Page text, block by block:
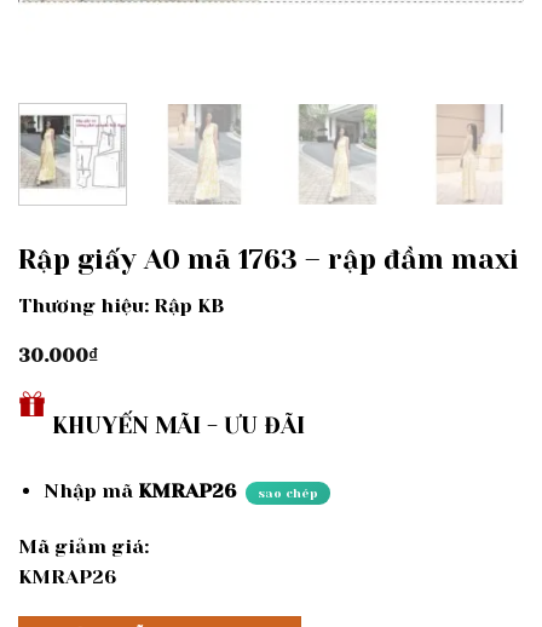
Rập giấy A0 mã 1763 – rập đầm maxi
Thương hiệu: Rập KB
30.000₫
KHUYẾN MÃI - ƯU ĐÃI
Nhập mã KMRAP26 sao chép
Mã giảm giá:
KMRAP26